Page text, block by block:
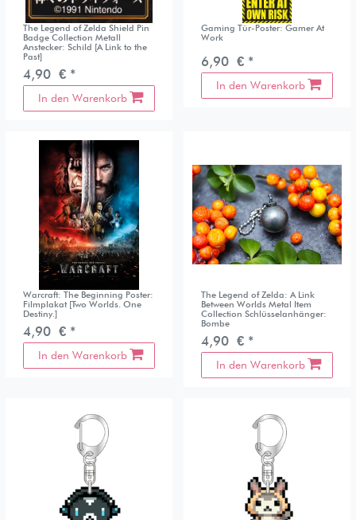
The Legend of Zelda Shield Pin
Badge Collection Metall
Anstecker: Schild [A Link to the
Past]
4,90 € *
In den Warenkorb
Gaming Tür-Poster: Gamer At
Work
6,90 € *
In den Warenkorb
Warcraft: The Beginning Poster:
Filmplakat [Two Worlds. One
Destiny.]
4,90 € *
In den Warenkorb
The Legend of Zelda: A Link
Between Worlds Metal Item
Collection Schlüsselanhänger:
Bombe
4,90 € *
In den Warenkorb